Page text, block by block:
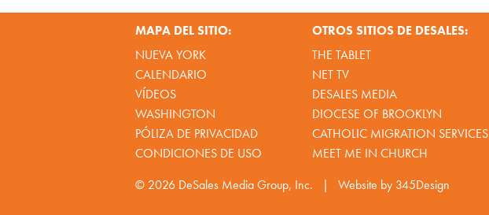
MAPA DEL SITIO:
NUEVA YORK
CALENDARIO
VÍDEOS
WASHINGTON
PÓLIZA DE PRIVACIDAD
CONDICIONES DE USO
OTROS SITIOS DE DESALES:
THE TABLET
NET TV
DESALES MEDIA
DIOCESE OF BROOKLYN
CATHOLIC MIGRATION SERVICES
MEET ME IN CHURCH
© 2026 DeSales Media Group, Inc. | Website by 345Design